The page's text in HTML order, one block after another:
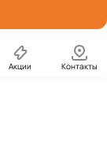
Акции Контакты